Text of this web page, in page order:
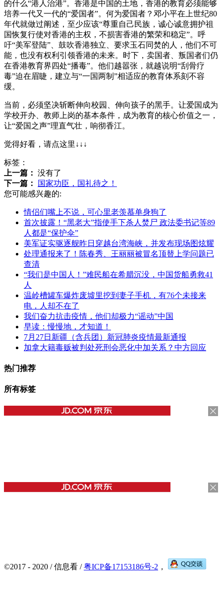
的什么“港人治港”。香港是中国的土地，香港的教育必须能够
培养一代又一代的“爱国者”。何为爱国者？邓小平在上世纪80
年代就做过阐述，至少应该“尊重自己民族，诚心诚意拥护祖
国恢复行使对香港的主权，不损害香港的繁荣和稳定”。呼
吁“美军登陆”、鼓吹香港独立、要求玉石同焚的人，他们不可
能，也没有权利引领香港的未来。时下，卖国者、叛国者们仍
在香港教育界四处“播毒”。他们越嚣张，就越说明“刮骨疗
毒”迫在眉睫，建立与“一国两制”相适应的教育体系刻不容
缓。
当前，必须坚决斩断伸向校园、伸向孩子的黑手。让爱国成为
学校开办、教师上岗的基本条件，成为教育的核心价值之一，
让“爱国之声”理直气壮，响彻香江。
觉得好看，请点这里↓↓↓
标签：
上一篇： 没有了
下一篇：
国家功臣，国礼待之！
您可能感兴趣的:
情侣们嘴上不说，可心里老羡慕单身狗了
首次披露！“黑老大”指使手下杀人焚尸 政法委书记等89
人都是“保护伞”
美军证实驱逐舰昨日穿越台湾海峡，并发布现场图炫耀
处理通报来了！陈春秀、王丽丽被冒名顶替上学问题已
查清
“我们是中国人！”难民船在希腊沉没，中国货船勇救41
人
温岭槽罐车爆炸废墟里挖到妻子手机，有76个未接来
电，人却不在了
我们奋力抗击疫情，他们却极力“谣动”中国
早读：慢慢地，才知道！
7月27日新疆（含兵团）新冠肺炎疫情最新通报
加拿大籍毒贩被判处死刑会恶化中加关系？中方回应
热门推荐
所有标签
©2017 - 2020 / 信息看 /粤ICP备17153186号-2 ，